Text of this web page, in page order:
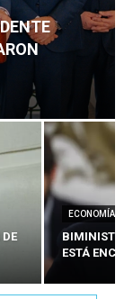
ECONOMÍA
BIMINISTRO
ESTÁ